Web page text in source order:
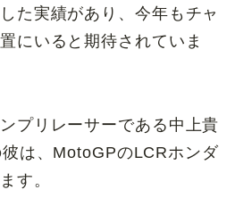
た実績があり、今年もチャ
にいると期待されていま
プリレーサーである中上貴
は、MotoGPのLCRホンダ
す。